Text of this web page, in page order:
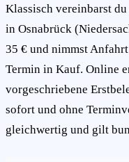
Klassisch vereinbarst
in Osnabrück
35 € und nimmst
Termin in Kauf. Online
vorgeschriebene
sofort und ohne
gleichwertig und gilt